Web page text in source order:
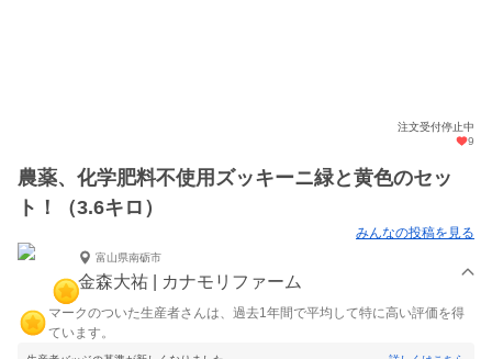
注文受付停止中
9
農薬、化学肥料不使用ズッキーニ緑と黄色のセッ
ト！（3.6キロ）
みんなの投稿を見る
富山県南砺市
金森大祐 | カナモリファーム
マークのついた生産者さんは、過去1年間で平均して特に高い評価を得
ています。